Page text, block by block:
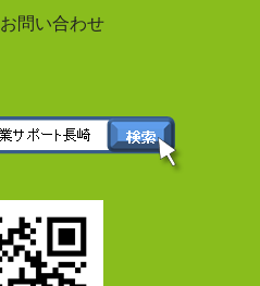
お問い合わせ